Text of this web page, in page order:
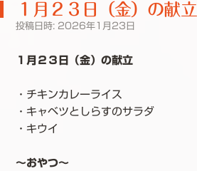
１月２３日（金）の献立
投稿日時: 2026年1月23日
１月２３日（金）の献立
・チキンカレーライス
・キャベツとしらすのサラダ
・キウイ
～おやつ～